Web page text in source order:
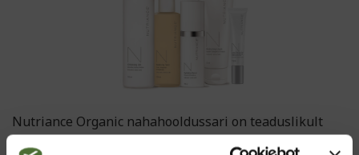
Nutriance Organic nahahooldussari on teaduslikult
koostatud meretaimedel põhinev orgaaniline